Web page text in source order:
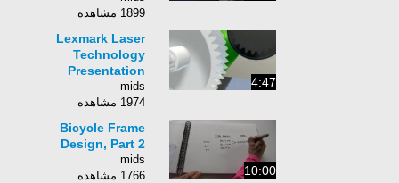
1899 مشاهده
4:47
Lexmark Laser
Technology
Presentation
mids
1974 مشاهده
10:00
Bicycle Frame
Design, Part 2
mids
1766 مشاهده